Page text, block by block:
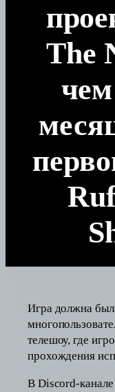
The
чем
Игра должна
телешоу, где
прохождения
В Discord-канале